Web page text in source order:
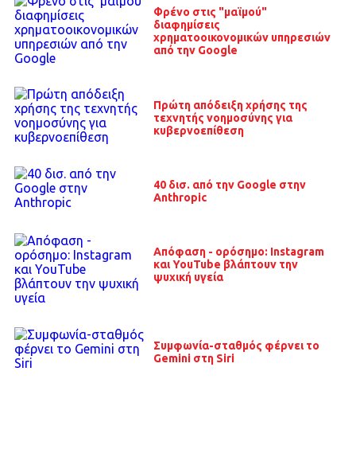
Φρένο στις "μαϊμού"
διαφημίσεις
χρηματοοικονομικών υπηρεσιών
από την Google
Πρώτη απόδειξη χρήσης της
τεχνητής νοημοσύνης για
κυβερνοεπίθεση
40 δισ. από την Google στην
Anthropic
Απόφαση - ορόσημο: Instagram
και YouTube βλάπτουν την
ψυχική υγεία
Συμφωνία-σταθμός φέρνει το
Gemini στη Siri